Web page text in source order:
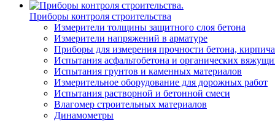
Приборы контроля строительства
Измерители толщины защитного слоя бетона
Измерители напряжений в арматуре
Приборы для измерения прочности бетона,
Испытания асфальтобетона и органических
Испытания грунтов и каменных материалов
Измерительное оборудование для дорожных работ
Испытания растворной и бетонной смеси
Влагомер строительных материалов
Динамометры